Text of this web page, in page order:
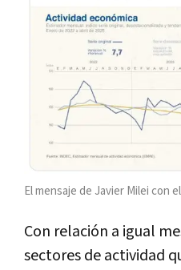
El mensaje de Javier Milei con
Con relación a igual
sectores de actividad